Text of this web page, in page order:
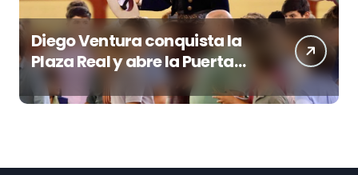
Diego Ventura conquista la
Plaza Real y abre la Puerta
Grande en El Puerto